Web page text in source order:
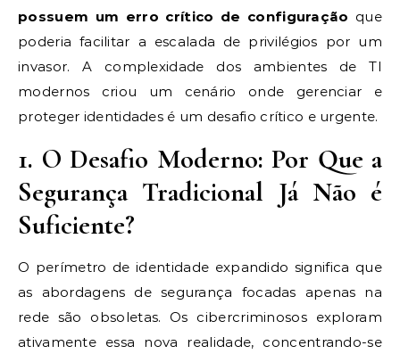
possuem um erro crítico de configuração que
poderia facilitar a escalada de privilégios por um
invasor. A complexidade dos ambientes de TI
modernos criou um cenário onde gerenciar e
proteger identidades é um desafio crítico e urgente.
1. O Desafio Moderno: Por Que a
Segurança Tradicional Já Não é
Suficiente?
O perímetro de identidade expandido significa que
as abordagens de segurança focadas apenas na
rede são obsoletas. Os cibercriminosos exploram
ativamente essa nova realidade, concentrando-se